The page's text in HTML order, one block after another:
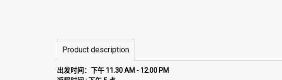
Product description
出发时间：下午 11.30 AM - 12.00 PM